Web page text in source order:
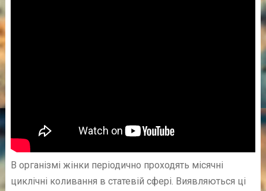
В організмі жінки періодично проходять місячні
циклічні коливання в статевій сфері. Виявляються ці